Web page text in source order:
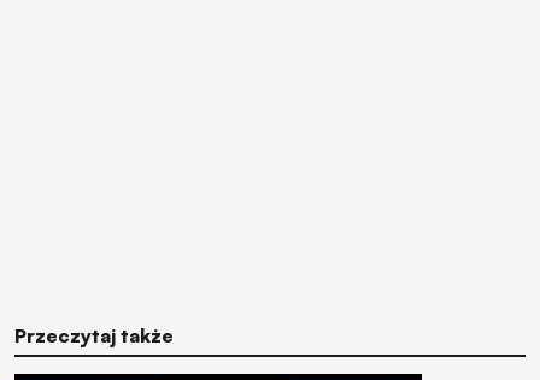
Przeczytaj także